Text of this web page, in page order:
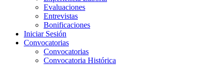
Evaluaciones
Entrevistas
Bonificaciones
Iniciar Sesión
Convocatorias
Convocatorias
Convocatoria Histórica